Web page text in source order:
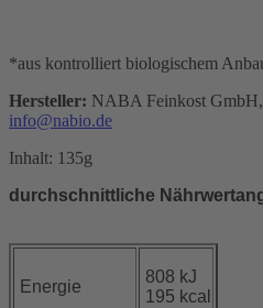
*aus kontrolliert biologischem
Hersteller: NABA Feinkost
info@nabio.de
Inhalt: 135g
durchschnittliche
Energie
808 kJ
195 kcal